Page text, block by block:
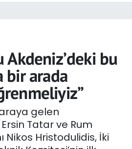
Akdeniz’deki bu
bir arada
gelen
Tatar ve Rum
Nikos Hristodulidis, İki